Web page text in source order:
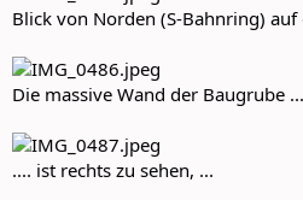
Blick von Norden (S-Bahnring)
Die massive Wand der Baugrube ...
.... ist rechts zu sehen, ...